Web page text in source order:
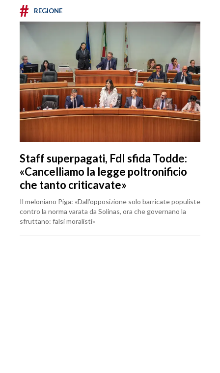
# REGIONE
Staff superpagati, FdI sfida Todde:
«Cancelliamo la legge poltronificio
che tanto criticavate»
Il meloniano Piga: «Dall’opposizione solo barricate populiste
contro la norma varata da Solinas, ora che governano la
sfruttano: falsi moralisti»